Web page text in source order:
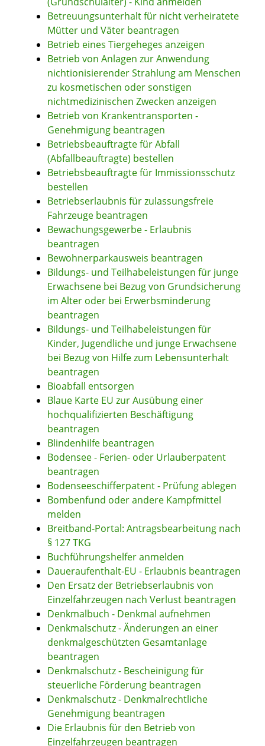
Betreuungsunterhalt für nicht verheiratete
Mütter und Väter beantragen
Betrieb eines Tiergeheges anzeigen
Betrieb von Anlagen zur Anwendung
nichtionisierender Strahlung am Menschen
zu kosmetischen oder sonstigen
nichtmedizinischen Zwecken anzeigen
Betrieb von Krankentransporten -
Genehmigung beantragen
Betriebsbeauftragte für Abfall
(Abfallbeauftragte) bestellen
Betriebsbeauftragte für Immissionsschutz
bestellen
Betriebserlaubnis für zulassungsfreie
Fahrzeuge beantragen
Bewachungsgewerbe - Erlaubnis
beantragen
Bewohnerparkausweis beantragen
Bildungs- und Teilhabeleistungen für junge
Erwachsene bei Bezug von Grundsicherung
im Alter oder bei Erwerbsminderung
beantragen
Bildungs- und Teilhabeleistungen für
Kinder, Jugendliche und junge Erwachsene
bei Bezug von Hilfe zum Lebensunterhalt
beantragen
Bioabfall entsorgen
Blaue Karte EU zur Ausübung einer
hochqualifizierten Beschäftigung
beantragen
Blindenhilfe beantragen
Bodensee - Ferien- oder Urlauberpatent
beantragen
Bodenseeschifferpatent - Prüfung ablegen
Bombenfund oder andere Kampfmittel
melden
Breitband-Portal: Antragsbearbeitung nach
§ 127 TKG
Buchführungshelfer anmelden
Daueraufenthalt-EU - Erlaubnis beantragen
Den Ersatz der Betriebserlaubnis von
Einzelfahrzeugen nach Verlust beantragen
Denkmalbuch - Denkmal aufnehmen
Denkmalschutz - Änderungen an einer
denkmalgeschützten Gesamtanlage
beantragen
Denkmalschutz - Bescheinigung für
steuerliche Förderung beantragen
Denkmalschutz - Denkmalrechtliche
Genehmigung beantragen
Die Erlaubnis für den Betrieb von
Einzelfahrzeugen beantragen